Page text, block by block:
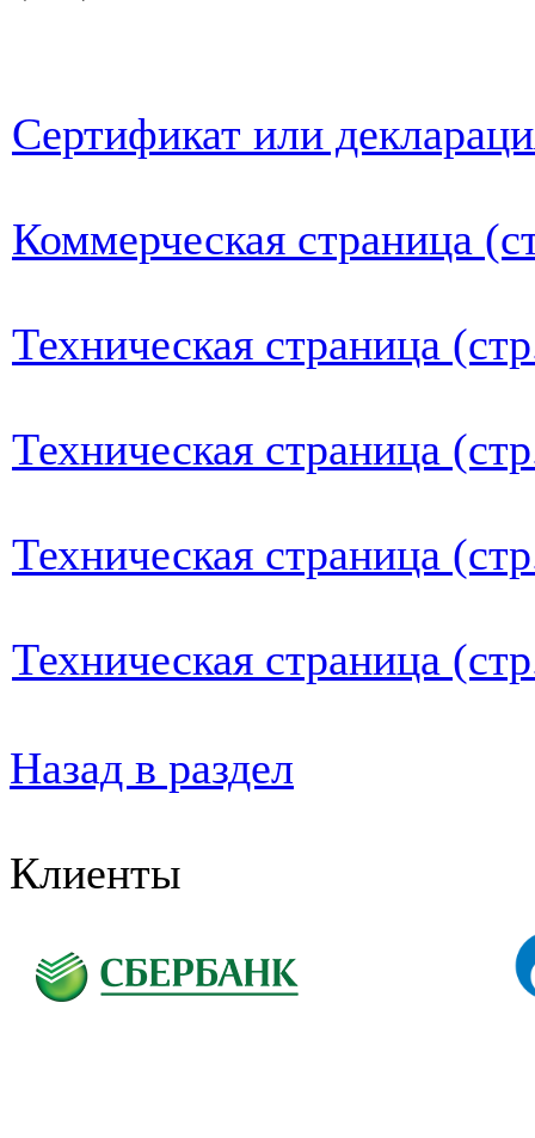
Сертификат или
Коммерческая страница
Техническая страница
Техническая страница
Техническая страница
Техническая страница
Назад в раздел
Клиенты